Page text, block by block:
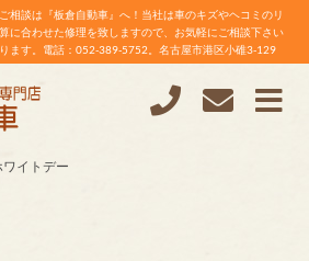
相談は『板倉自動車』へ！当社は車のキズやヘコミのリ
に合わせた修理を致しますので、お気軽にご相談下さい
ます。電話：052-389-5752。名古屋市港区小碓3-129
ワイトデー